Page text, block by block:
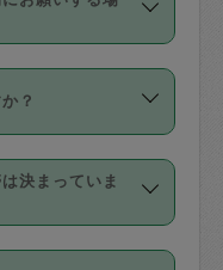
な最高額が上
います。
EXPRESS／
ます。
。プロフィー
かなくても大
ドカード（Vプ
は支払にはご利
定期（毎週｜
の依頼は「ス
ご利用できま
ていない代わ
ンセルは有償
？
発生し、依頼
支払いとなり
頼の詳細」に
決まっていま
いずれも１回あ